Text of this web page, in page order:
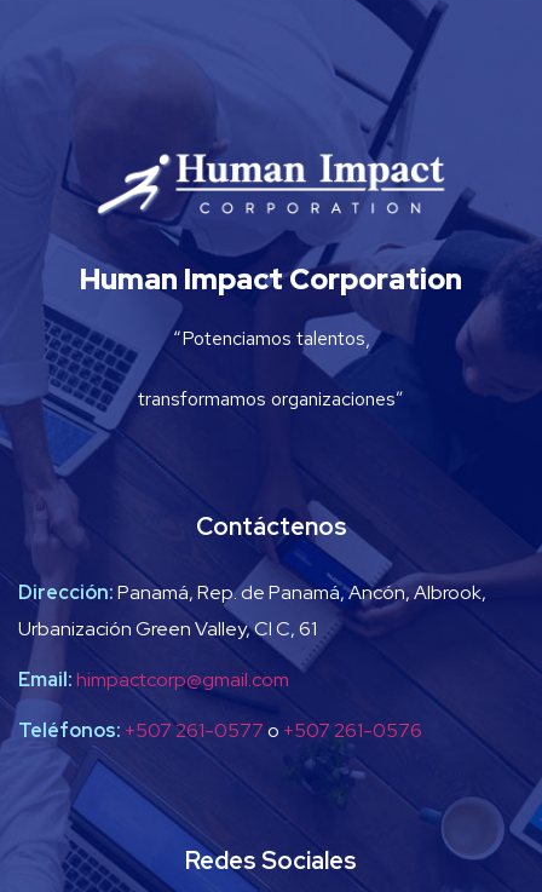
Human Impact Corporation
“Potenciamos talentos,
transformamos organizaciones”
Contáctenos
Dirección:Panamá, Rep. de Panamá, Ancón, Albrook,
Urbanización Green Valley, Cl C, 61
Email:himpactcorp@gmail.com
Teléfonos: +507 261-0577o +507 261-0576
Redes Sociales